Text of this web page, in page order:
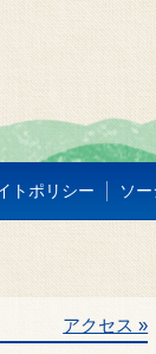
トポリシー ソ
アクセス »